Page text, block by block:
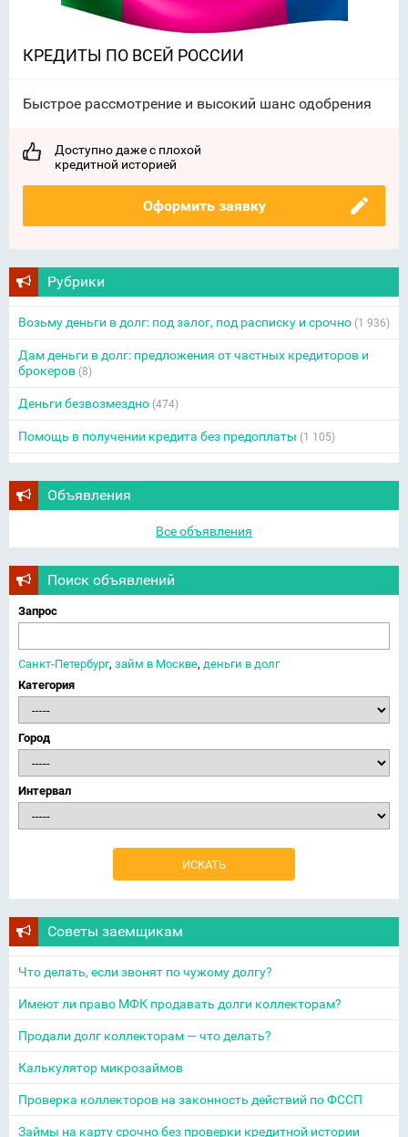
КРЕДИТЫ ПО ВСЕЙ РОССИИ
Быстрое рассмотрение и высокий шанс одобрения
Доступно даже с плохой
кредитной историей
Оформить заявку
Рубрики
Возьму деньги в долг: под залог, под расписку и срочно (1 936)
Дам деньги в долг: предложения от частных кредиторов и
брокеров (8)
Деньги безвозмездно (474)
Помощь в получении кредита без предоплаты (1 105)
Объявления
Все объявления
Поиск объявлений
Запрос
Санкт-Петербург, займ в Москве, деньги в долг
Категория
Город
Интервал
Советы заемщикам
Что делать, если звонят по чужому долгу?
Имеют ли право МФК продавать долги коллекторам?
Продали долг коллекторам — что делать?
Калькулятор микрозаймов
Проверка коллекторов на законность действий по ФССП
Займы на карту срочно без проверки кредитной истории